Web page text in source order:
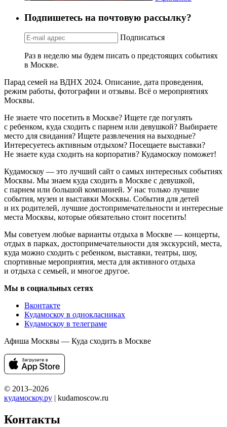
Подпишетесь на почтовую рассылку?
Подписаться
Раз в неделю мы будем писать о предстоящих событиях
в Москве.
Парад семей на ВДНХ 2024. Описание, дата проведения,
режим работы, фотографии и отзывы. Всё о мероприятиях
Москвы.
Не знаете что посетить в Москве? Ищете где погулять
с ребенком, куда сходить с парнем или девушкой? Выбираете
место для свидания? Ищете развлечения на выходные?
Интересуетесь активным отдыхом? Посещаете выставки?
Не знаете куда сходить на корпоратив? Кудамоскоу поможет!
Кудамоскоу — это лучший сайт о самых интересных событиях
Москвы. Мы знаем куда сходить в Москве с девушкой,
с парнем или большой компанией. У нас только лучшие
события, музеи и выставки Москвы. События для детей
и их родителей, лучшие достопримечательности и интересные
места Москвы, которые обязательно стоит посетить!
Мы советуем любые варианты отдыха в Москве — концерты,
отдых в парках, достопримечательности для экскурсий, места,
куда можно сходить с ребенком, выставки, театры, шоу,
спортивные мероприятия, места для активного отдыха
и отдыха с семьей, и многое другое.
Мы в социальных сетях
Вконтакте
Кудамоскоу в однокласниках
Кудамоскоу в телеграме
Афиша Москвы — Куда сходить в Москве
© 2013–2026
кудамоскоу.ру | kudamoscow.ru
Контакты